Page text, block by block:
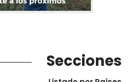
Secciones